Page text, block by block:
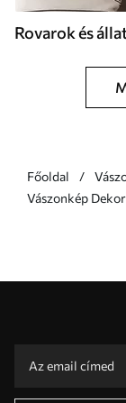
Rovarok és
Főoldal
Vászonkép Dekoratív absztrakt táj, magas fák sárga